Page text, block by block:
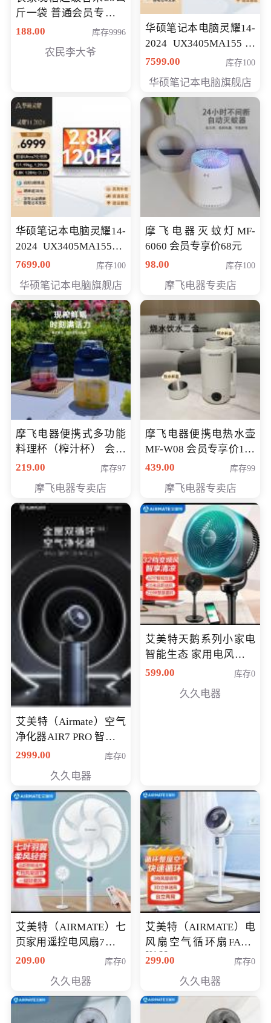
斤一袋 普通会员专享价
格178元
188.00 库存9996
农民李大爷
华硕笔记本电脑灵耀14-
2024 UX3405MA155冰
川银 oled 智慧轻薄本 会
7599.00 库存100
华硕笔记本电脑旗舰店
华硕笔记本电脑灵耀14-
2024 UX3405MA155夜
空蓝 oled 智慧轻薄本 会
7699.00 库存100
华硕笔记本电脑旗舰店
摩飞电器灭蚊灯MF-
6060 会员专享价68元
98.00
库存100
摩飞电器专卖店
摩飞电器便携式多功能
料理杯（榨汁杯） 会员
专享价118元
219.00 库存97
摩飞电器专卖店
摩飞电器便携电热水壶
MF-W08 会员专享价198
元
439.00 库存99
摩飞电器专卖店
艾美特（Airmate）空气
净化器AIR7 PRO 智能全
屋空气循环负离子旗舰
2999.00 库存0
久久电器
艾美特天鹅系列小家电
智能生态 家用电风扇直
流变频节能轻音空气循
鹅，白天鹅智能)
599.00 库存0
久久电器
艾美特（AIRMATE）七
页家用遥控电风扇7档风
量空气循环摇头立式落
定时落地式风扇CS35-
R20
209.00 库存0
久久电器
艾美特（AIRMATE）电
风扇空气循环扇FA18-
X168
299.00 库存0
久久电器